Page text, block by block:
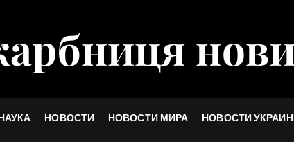
НОВОСТИ НОВОСТИ МИРА НОВОСТИ